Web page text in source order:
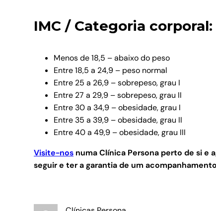
IMC / Categoria corporal:
Menos de 18,5 – abaixo do peso
Entre 18,5 a 24,9 – peso normal
Entre 25 a 26,9 – sobrepeso, grau I
Entre 27 a 29,9 – sobrepeso, grau II
Entre 30 a 34,9 – obesidade, grau I
Entre 35 a 39,9 – obesidade, grau II
Entre 40 a 49,9 – obesidade, grau III
Visite-nos numa Clínica Persona perto de si e
seguir e ter a garantia de um